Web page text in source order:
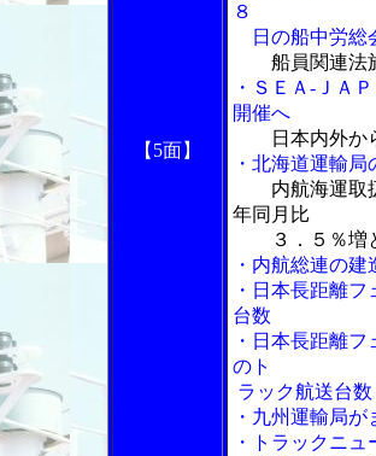
【5面】
８
日の船中労総
船員関連法
・ＳＥＡ-ＪＡ
開催へ
日本内外か
・北海道運輸
内航海運取
年同月比
３．５％増と
・内航総連の
・日本長距離
台数
・日本長距離
のト
ラック航送台数
・九州運輸局
・トラックニュ